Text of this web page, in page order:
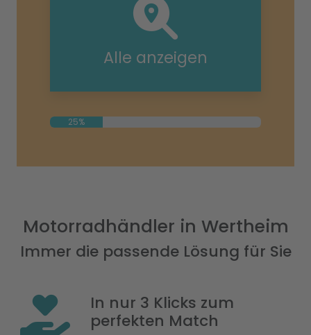
Alle anzeigen
25%
Motorradhändler in Wertheim
Immer die passende Lösung für Sie
In nur 3 Klicks zum
perfekten Match